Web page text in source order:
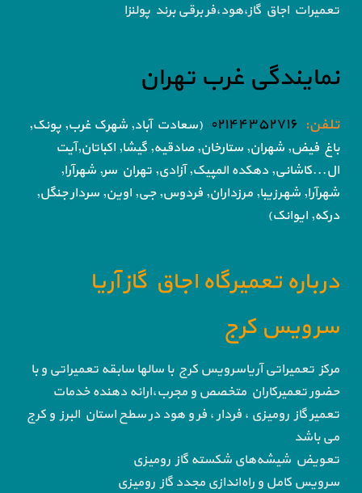
تعمیرات اجاق گاز،هود،فر برقی برند پولنزا
نمایندگی غرب تهران
تلفن: ۰۲۱۴۴۳۵۲۷۱۶ (سعادت آباد, شهرک غرب, پونک,
باغ فیض, شهران, ستارخان, صادقیه, گیشا, اکباتان,آیت
ال...کاشانی, دهکده المپیک, آزادی, تهران سر, شهرآرا,
شهرآرا, شهرزیبا, مرزداران, فردوس, جی, اوین, سردار جنگل,
درکه, ایوانک)
درباره تعمیرگاه اجاق گاز آریا
سرویس کرج
مرکز تعمیراتی آریاسرویس کرج با سالها سابقه تعمیراتی و با
حضور تعمیرکاران متخصص و مجرب،ارائه دهنده خدمات
تعمیر گاز رومیزی ، فردار ، فر و هود در سطح استان البرز و کرج
می باشد
تعویض شیشه‌های شکسته گاز رومیزی
سرویس کامل و راه‌اندازی مجدد گاز رومیزی